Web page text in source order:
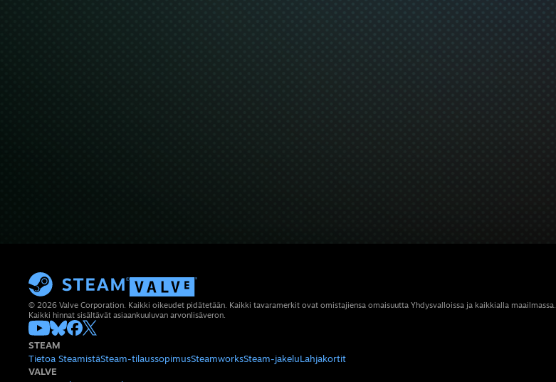
© 2026 Valve Corporation. Kaikki oikeudet pidätetään. Kaikki tavaramerkit ovat omistajiensa omaisuutta Yhdysvalloissa ja kaikkialla maailmassa.
Kaikki hinnat sisältävät asiaankuuluvan arvonlisäveron.
STEAM
Tietoa SteamistäSteam-tilaussopimusSteamworksSteam-jakeluLahjakortit
VALVE